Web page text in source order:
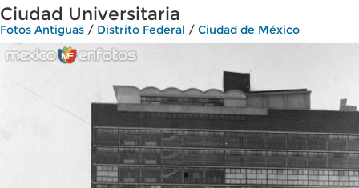
Ciudad Universitaria
Fotos Antiguas / Distrito Federal / Ciudad de México